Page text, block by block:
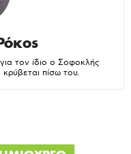
τον ίδιο ο Σοφοκλής
πίσω του.